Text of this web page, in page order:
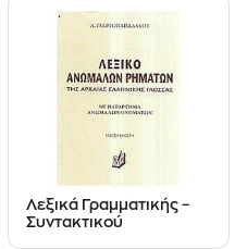
Λεξικά Γραμματικής –
Συντακτικού